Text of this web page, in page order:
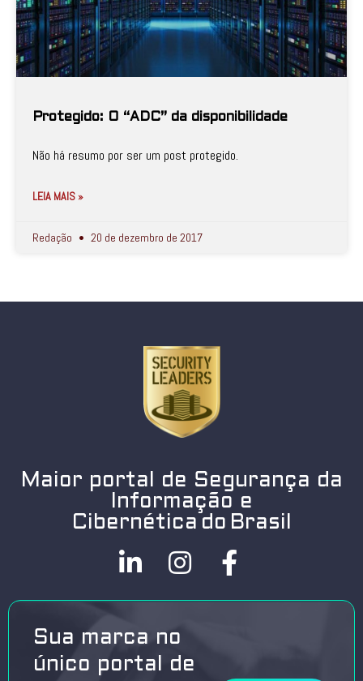
Protegido: O “ADC” da disponibilidade
Não há resumo por ser um post protegido.
LEIA MAIS »
Redação 20 de dezembro de 2017
Maior portal de Segurança da
Informação e
Cibernética do Brasil
Sua marca no
único portal de